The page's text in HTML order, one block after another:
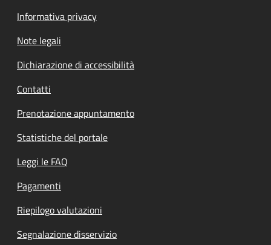
Informativa privacy
Note legali
Dichiarazione di accessibilità
Contatti
Prenotazione appuntamento
Statistiche del portale
Leggi le FAQ
Pagamenti
Riepilogo valutazioni
Segnalazione disservizio